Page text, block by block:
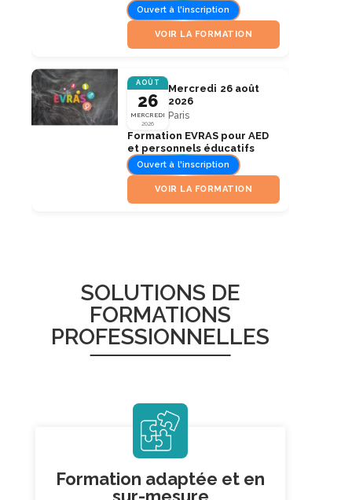
Ouvert à l'inscription
VOIR LA FORMATION
AOÛT
26
MERCREDI
2026
Mercredi 26 août
2026
Paris
Formation EVRAS pour AED
et personnels éducatifs
Ouvert à l'inscription
VOIR LA FORMATION
SOLUTIONS DE
FORMATIONS
PROFESSIONNELLES
Formation adaptée et en